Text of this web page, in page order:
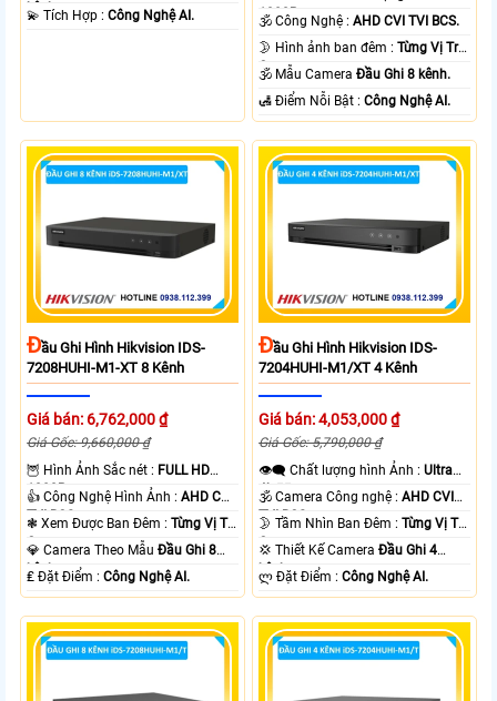
kênh.
️💫 Tích Hợp :Công Nghệ AI.
1080P .
🕉️ Công Nghệ :AHD CVI TVI BCS.
🌛 Hình ảnh ban đêm :Từng Vị Trí
Camera .
🕉️ Mẫu CameraĐầu Ghi 8 kênh.
️🛃 Điểm Nỗi Bật :Công Nghệ AI.
ĐẦu Ghi Hình Hikvision IDS-
7208HUHI-M1-XT 8 Kênh
Giá bán: 6,762,000 ₫
Giá Gốc: 9,660,000 ₫
🦉 Hình Ảnh Sắc nét : FULL HD
1080P .
👍 Công Nghệ Hình Ảnh :AHD CVI
TVI BCS.
❃ Xem Được Ban Đêm :Từng Vị Trí
Camera .
💎 Camera Theo MẫuĐầu Ghi 8
kênh.
️₤ Đặt Điểm :Công Nghệ AI.
ĐẦu Ghi Hình Hikvision IDS-
7204HUHI-M1/XT 4 Kênh
Giá bán: 4,053,000 ₫
Giá Gốc: 5,790,000 ₫
👁️‍🗨 Chất lượng hình Ảnh :Ultra
4k 👍🏾 .
🕉️ Camera Công nghệ :AHD CVI
TVI BCS.
🌛 Tầm Nhìn Ban Đêm :Từng Vị Trí
Camera .
💢 Thiết Kế CameraĐầu Ghi 4
kênh.
️ლ Đặt Điểm :Công Nghệ AI.